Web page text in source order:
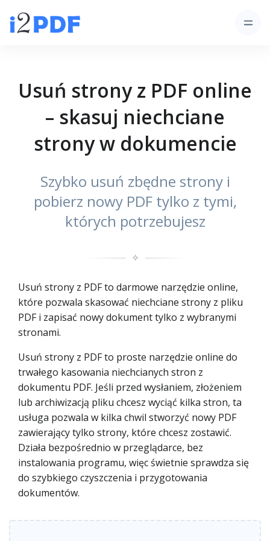
Usuń strony z PDF online
– skasuj niechciane
strony w dokumencie
Szybko usuń zbędne strony i
pobierz nowy PDF tylko z tymi,
których potrzebujesz
✧
Usuń strony z PDF to darmowe narzędzie online,
które pozwala skasować niechciane strony z pliku
PDF i zapisać nowy dokument tylko z wybranymi
stronami.
Usuń strony z PDF to proste narzędzie online do
trwałego kasowania niechcianych stron z
dokumentu PDF. Jeśli przed wysłaniem, złożeniem
lub archiwizacją pliku chcesz wyciąć kilka stron, ta
usługa pozwala w kilka chwil stworzyć nowy PDF
zawierający tylko strony, które chcesz zostawić.
Działa bezpośrednio w przeglądarce, bez
instalowania programu, więc świetnie sprawdza się
do szybkiego czyszczenia i przygotowania
dokumentów.